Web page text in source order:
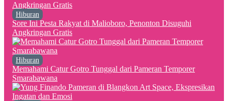
Hiburan
Sore Ini Pesta Rakyat di Malioboro, Penonton Disuguhi
Angkringan Gratis
Hiburan
Memahami Catur Gotro Tunggal dari Pameran Temporer
Smarabawana